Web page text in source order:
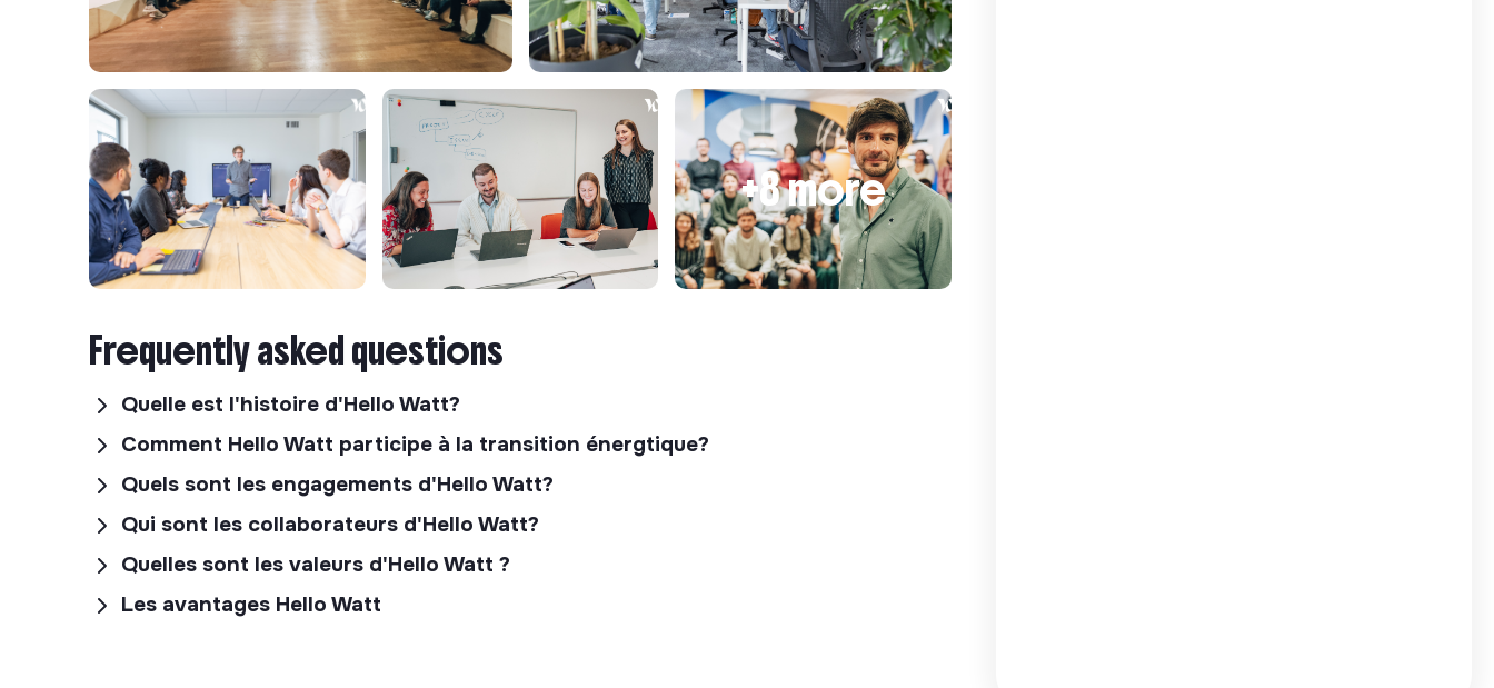
+8 more
Frequently asked questions
Quelle est l'histoire d'Hello Watt?
Comment Hello Watt participe à la transition énergtique?
Quels sont les engagements d'Hello Watt?
Qui sont les collaborateurs d'Hello Watt?
Quelles sont les valeurs d'Hello Watt ?
Les avantages Hello Watt